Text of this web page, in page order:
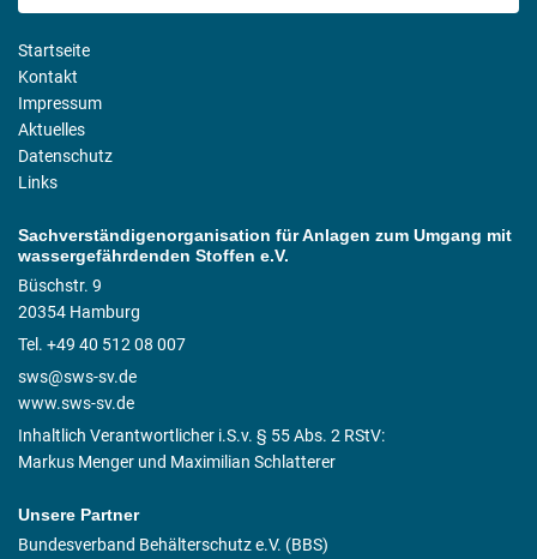
Startseite
Kontakt
Impressum
Aktuelles
Datenschutz
Links
Sachverständigenorganisation für Anlagen zum Umgang mit
wassergefährdenden Stoffen e.V.
Büschstr. 9
20354 Hamburg
Tel. +49 40 512 08 007
sws@sws-sv.de
www.sws-sv.de
Inhaltlich Verantwortlicher i.S.v. § 55 Abs. 2 RStV:
Markus Menger und Maximilian Schlatterer
Unsere Partner
Bundesverband Behälterschutz e.V. (BBS)